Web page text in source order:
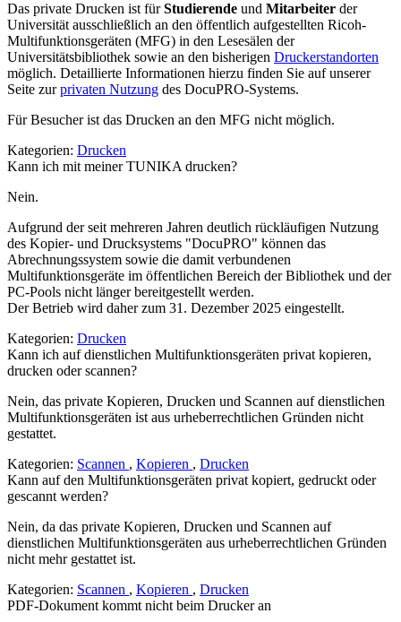
Das private Drucken ist fürStudierende und Mitarbeiter der
Universität ausschließlich an den öffentlich aufgestellten Ricoh-
Multifunktionsgeräten (MFG) in den Lesesälen der
Universitätsbibliothek sowie an den bisherigen Druckerstandorten
möglich. Detaillierte Informationen hierzu finden Sie auf unserer
Seite zurprivaten Nutzung des DocuPRO-Systems.
Für Besucher ist das Drucken an den MFG nicht möglich.
Kategorien: Drucken
Kann ich mit meiner TUNIKA drucken?
Nein.
Aufgrund der seit mehreren Jahren deutlich rückläufigen Nutzung
des Kopier- und Drucksystems "DocuPRO" können das
Abrechnungssystem sowie die damit verbundenen
Multifunktionsgeräte im öffentlichen Bereich der Bibliothek und der
PC-Pools nicht länger bereitgestellt werden.
Der Betrieb wird daher zum 31. Dezember 2025 eingestellt.
Kategorien: Drucken
Kann ich auf dienstlichen Multifunktionsgeräten privat kopieren,
drucken oder scannen?
Nein, das private Kopieren, Drucken und Scannen auf dienstlichen
Multifunktionsgeräten ist aus urheberrechtlichen Gründen nicht
gestattet.
Kategorien: Scannen , Kopieren , Drucken
Kann auf den Multifunktionsgeräten privat kopiert, gedruckt oder
gescannt werden?
Nein, da das private Kopieren, Drucken und Scannen auf
dienstlichen Multifunktionsgeräten aus urheberrechtlichen Gründen
nicht mehr gestattet ist.
Kategorien: Scannen , Kopieren , Drucken
PDF-Dokument kommt nicht beim Drucker an